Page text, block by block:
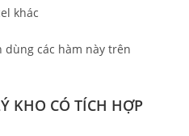
khác
dùng các hàm này trên
KHO CÓ TÍCH HỢP